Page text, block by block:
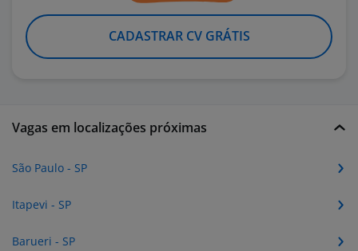
CADASTRAR CV GRÁTIS
Vagas em localizações próximas
São Paulo - SP
Itapevi - SP
Barueri - SP